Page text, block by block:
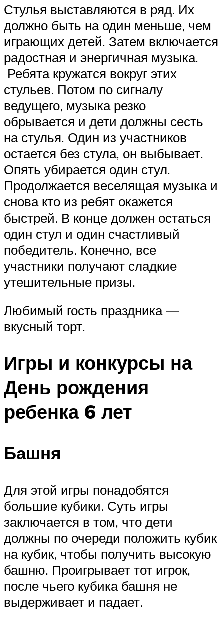
Стулья выставляются в ряд. Их
должно быть на один меньше, чем
играющих детей. Затем включается
радостная и энергичная музыка.
Ребята кружатся вокруг этих
стульев. Потом по сигналу
ведущего, музыка резко
обрывается и дети должны сесть
на стулья. Один из участников
остается без стула, он выбывает.
Опять убирается один стул.
Продолжается веселящая музыка и
снова кто из ребят окажется
быстрей. В конце должен остаться
один стул и один счастливый
победитель. Конечно, все
участники получают сладкие
утешительные призы.
Любимый гость праздника —
вкусный торт.
Игры и конкурсы на
День рождения
ребенка 6 лет
Башня
Для этой игры понадобятся
большие кубики. Суть игры
заключается в том, что дети
должны по очереди положить кубик
на кубик, чтобы получить высокую
башню. Проигрывает тот игрок,
после чьего кубика башня не
выдерживает и падает.